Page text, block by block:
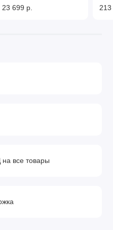
23 699 р.
все товары